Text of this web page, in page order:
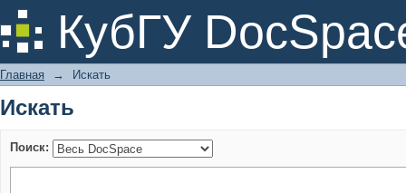
КубГУ
Искать
Главная → Искать
Искать
Поиск: